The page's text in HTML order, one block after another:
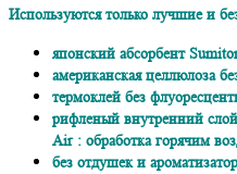
Используются только лучшие и
японский абсорбент
американская целлюлоза
термоклей без
рифленый внутренний
Air : обработка горячим
без отдушек и